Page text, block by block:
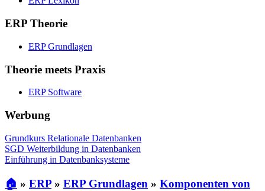
ERP Theorie
ERP Grundlagen
Theorie meets Praxis
ERP Software
Werbung
Grundkurs Relationale Datenbanken
SGD Weiterbildung in Datenbanken
Einführung in Datenbanksysteme
🏠 » ERP » ERP Grundlagen » Komponenten von